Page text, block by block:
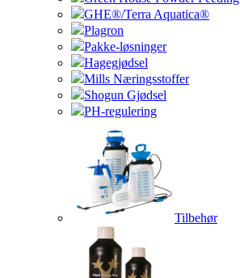
GHE®/Terra Aquatica®
Plagron
Pakke-løsninger
Hagegjødsel
Mills Næringsstoffer
Shogun Gjødsel
PH-regulering
Tilbehør